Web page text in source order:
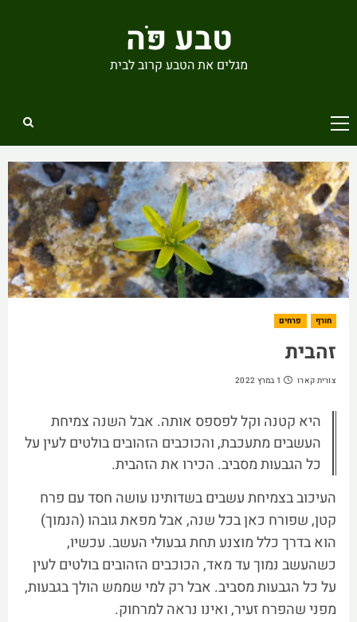
טבע פֹּה
מגלים את הטבע קרוב לבית
Primary
Menu
חורף פרחים
זהבית
צורית קארו 1 במרץ 2022
היא קטנה וקל לפספס אותה. אבל השנה צמיחת
העשבים מתעכבת, והכוכבים הזהובים בולטים לעין על
כל הגבעות מסביב. הכירו את הזהבית.
העיכוב בצמיחת עשבים בשדותינו עושה חסד עם פרח
קטן, שפורח כאן בכל שנה, אבל מפאת גובהו (הנמוך)
הוא בדרך כלל מוצנע תחת גבעולי העשב. עכשיו,
כשהעשב נמוך עד מאד, הכוכבים הזהובים בולטים לעין
על כל הגבעות מסביב. אבל רק למי שממש הולך בגבעות,
מפני שהפרח זעיר, ואינו נראה למרחוק.